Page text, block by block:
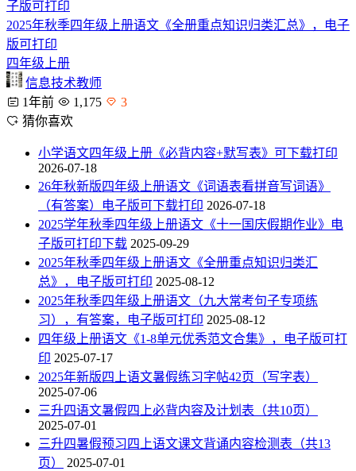
2025年秋季四年级上册语文《全册重点知识归类汇总》，电子
版可打印
四年级上册
信息技术教师
1年前
1,175
3
猜你喜欢
小学语文四年级上册《必背内容+默写表》可下载打印
2026-07-18
26年秋新版四年级上册语文《词语表看拼音写词语》
（有答案）电子版可下载打印 2026-07-18
2025学年秋季四年级上册语文《十一国庆假期作业》电
子版可打印下载 2025-09-29
2025年秋季四年级上册语文《全册重点知识归类汇
总》，电子版可打印 2025-08-12
2025年秋季四年级上册语文（九大常考句子专项练
习），有答案，电子版可打印 2025-08-12
四年级上册语文《1-8单元优秀范文合集》，电子版可打
印 2025-07-17
2025年新版四上语文暑假练习字帖42页（写字表）
2025-07-06
三升四语文暑假四上必背内容及计划表（共10页）
2025-07-01
三升四暑假预习四上语文课文背诵内容检测表（共13
页）
2025-07-01